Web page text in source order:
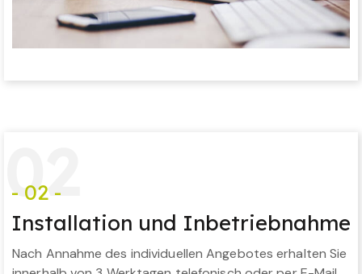
02
- 02 -
Installation und Inbetriebnahme
Nach Annahme des individuellen Angebotes erhalten Sie